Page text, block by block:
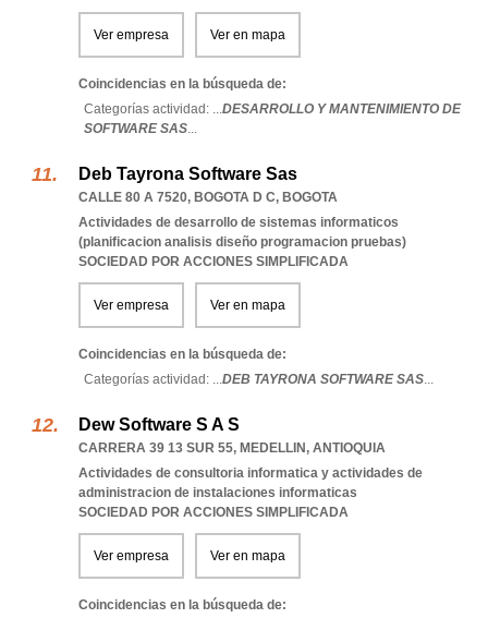
Ver empresa Ver en mapa
Coincidencias en la búsqueda de:
Categorías actividad: ...DESARROLLO Y MANTENIMIENTO DE
SOFTWARE SAS...
Deb Tayrona Software Sas
CALLE 80 A 7520, BOGOTA D C, BOGOTA
Actividades de desarrollo de sistemas informaticos
(planificacion analisis diseño programacion pruebas)
SOCIEDAD POR ACCIONES SIMPLIFICADA
Ver empresa Ver en mapa
Coincidencias en la búsqueda de:
Categorías actividad: ...DEB TAYRONA SOFTWARE SAS...
Dew Software S A S
CARRERA 39 13 SUR 55, MEDELLIN, ANTIOQUIA
Actividades de consultoria informatica y actividades de
administracion de instalaciones informaticas
SOCIEDAD POR ACCIONES SIMPLIFICADA
Ver empresa Ver en mapa
Coincidencias en la búsqueda de: